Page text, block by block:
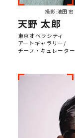
撮影:池田 宏
天野 太郎
東京オペラシティ
アートギャラリー/
チーフ・キュレーター